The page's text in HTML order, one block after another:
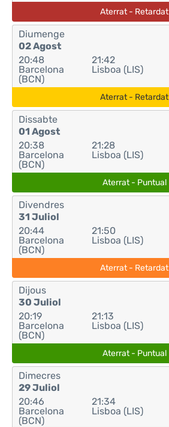
Aterrat - Retardat
Diumenge
02 Agost
20:48
Barcelona
(BCN)
21:42
Lisboa (LIS)
Aterrat - Retardat
Dissabte
01 Agost
20:38
Barcelona
(BCN)
21:28
Lisboa (LIS)
Aterrat - Puntual
Divendres
31 Juliol
20:44
Barcelona
(BCN)
21:50
Lisboa (LIS)
Aterrat - Retardat
Dijous
30 Juliol
20:19
Barcelona
(BCN)
21:13
Lisboa (LIS)
Aterrat - Puntual
Dimecres
29 Juliol
20:46
Barcelona
(BCN)
21:34
Lisboa (LIS)